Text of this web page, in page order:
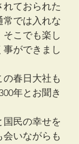
ておられた
常では入れな
こでも楽し
事ができまし
春日大社も
年とお聞き
国民の幸せを
いながらも